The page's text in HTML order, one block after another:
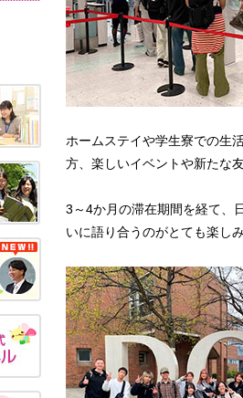
ホームステイや学生寮での生
方、楽しいイベントや新たな
3～4か月の滞在期間を経て、
いに語り合うのがとても楽しみ